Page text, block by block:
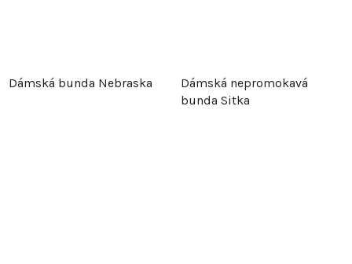
Dámská bunda Nebraska
Dámská nepromokavá
bunda Sitka